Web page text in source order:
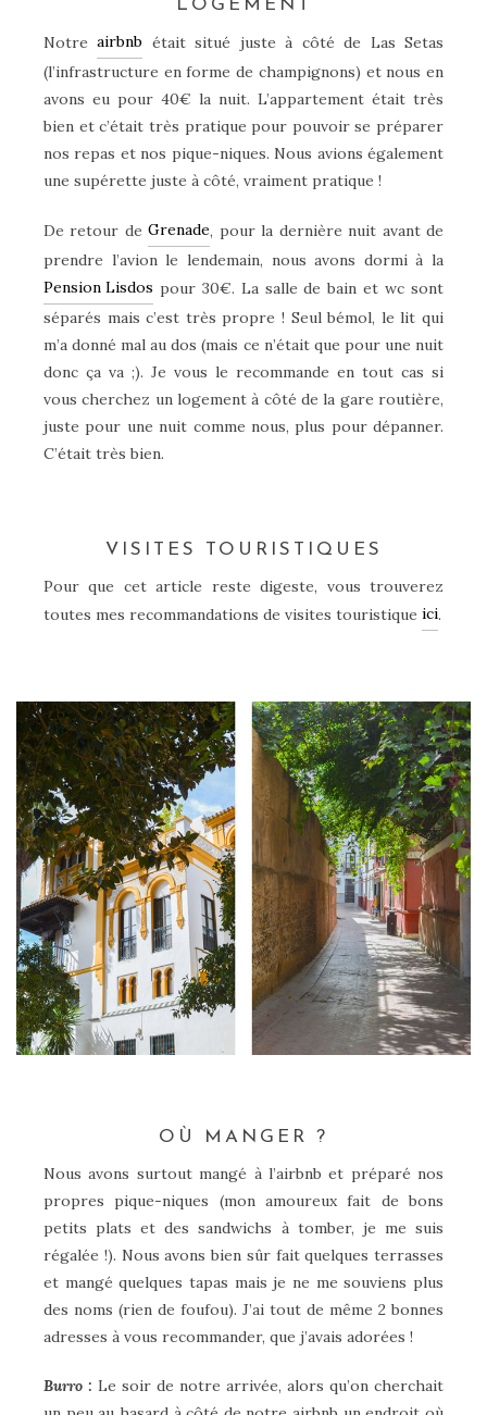
LOGEMENT
Notreairbnb était situé juste à côté de Las Setas
(l’infrastructure en forme de champignons) et nous en
avons eu pour 40€ la nuit. L’appartement était très
bien et c’était très pratique pour pouvoir se préparer
nos repas et nos pique-niques. Nous avions également
une supérette juste à côté, vraiment pratique !
De retour deGrenade, pour la dernière nuit avant de
prendre l’avion le lendemain, nous avons dormi à la
Pension Lisdos pour 30€. La salle de bain et wc sont
séparés mais c’est très propre ! Seul bémol, le lit qui
m’a donné mal au dos (mais ce n’était que pour une nuit
donc ça va ;). Je vous le recommande en tout cas si
vous cherchez un logement à côté de la gare routière,
juste pour une nuit comme nous, plus pour dépanner.
C’était très bien.
VISITES TOURISTIQUES
Pour que cet article reste digeste, vous trouverez
toutes mes recommandations de visites touristique ici.
OÙ MANGER ?
Nous avons surtout mangé à l’airbnb et préparé nos
propres pique-niques (mon amoureux fait de bons
petits plats et des sandwichs à tomber, je me suis
régalée !). Nous avons bien sûr fait quelques terrasses
et mangé quelques tapas mais je ne me souviens plus
des noms (rien de foufou). J’ai tout de même 2 bonnes
adresses à vous recommander, que j’avais adorées !
Burro : Le soir de notre arrivée, alors qu’on cherchait